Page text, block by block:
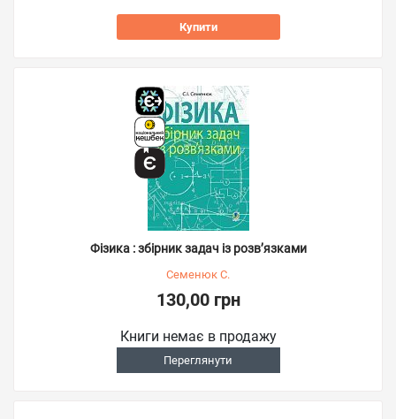
Купити
Фізика : збірник задач із розв’язками
Семенюк С.
130,00 грн
Книги немає в продажу
Переглянути